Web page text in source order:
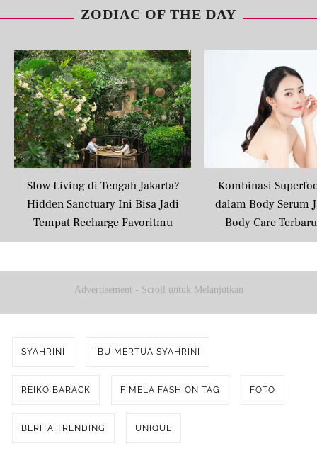
ZODIAC OF THE DAY
Slow Living di Tengah Jakarta?
Hidden Sanctuary Ini Bisa Jadi
Tempat Recharge Favoritmu
Kombinasi
dalam Body Serum
Body Care
Masyarakat
Advertisement - Scroll untuk Melanjutkan
SYAHRINI IBU MERTUA SYAHRINI
REIKO BARACK FIMELA FASHION TAG FOTO
BERITA TRENDING UNIQUE